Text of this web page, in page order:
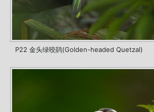
P22 金头绿咬鹃(Golden-headed Quetzal)